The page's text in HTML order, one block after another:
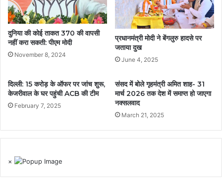
दुनिया की कोई ताकत 370 की वापसी
नहीं करा सकती: पीएम मोदी
November 8, 2024
प्रधानमंत्री मोदी ने बेंगलुरु हादसे पर
जताया दुख
June 4, 2025
दिल्ली: 15 करोड़ के ऑफर पर जांच शुरू,
केजरीवाल के घर पहुंची ACB की टीम
February 7, 2025
संसद में बोले गृहमंत्री अमित शाह- 31
मार्च 2026 तक देश में समाप्त हो जाएगा
नक्सलवाद
March 21, 2025
×